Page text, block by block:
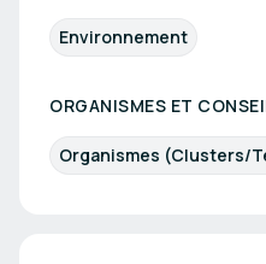
Environnement
ORGANISMES ET
Organismes (Clusters/